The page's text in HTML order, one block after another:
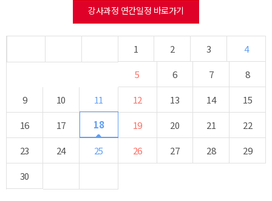
강사과정 연간일정 바로가기
1 2 3
4
5
6 7
8
9
10 11 12 13 14
15
16
17 18 19 20 21
22
23
24 25 26 27 28
29
30